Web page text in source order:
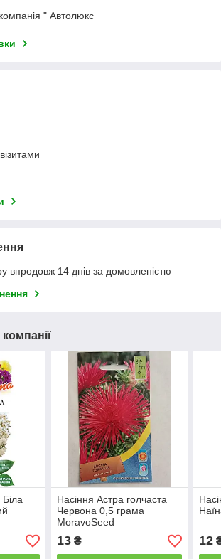
" Автолюкс
впродовж 14 днів за домовленістю
Біла
Насіння Астра голчаста
Червона 0,5 грама
MoravoSeed
13₴ 12